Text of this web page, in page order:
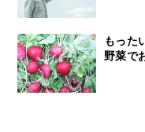
もった
野菜で